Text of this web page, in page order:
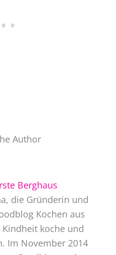
Author
Berghaus
die Gründerin und
Kochen aus
koche und
Im November 2014